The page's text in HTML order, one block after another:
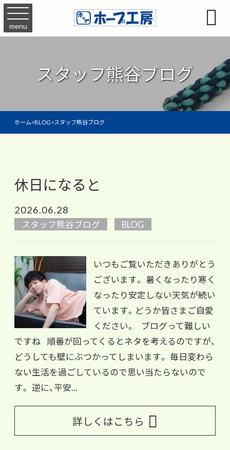
menu 
スタッフ熊谷ブログ
ホーム>BLOG>スタッフ熊谷ブログ
休日になると
2026.06.28
スタッフ熊谷ブログ BLOG
いつもご覧いただきありがとう
ございます。 暑くなったり寒く
なったり安定しない天気が続い
ています。どうか皆さまご自愛
ください。 ブログって難しい
ですね 順番が回ってくるとネタを考えるのですが、
どうしても壁にぶつかってしまいます。 毎日変わら
ない生活を過ごしているので思い当たらないので
す。 逆に、平安...
詳しくはこちら